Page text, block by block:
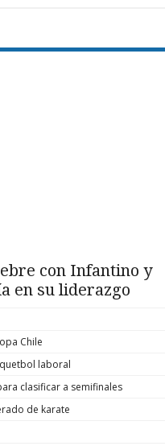
con Infantino y
en su liderazgo
Chile
laboral
clasificar a semifinales
de karate